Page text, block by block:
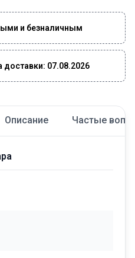
и безналичным
07.08.2026
Описание Частые